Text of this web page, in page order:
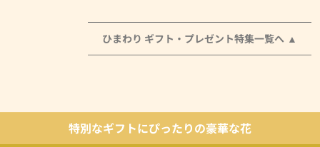
ひまわり ギフト・プレゼント特集一覧へ
特別なギフトにぴったりの豪華な花